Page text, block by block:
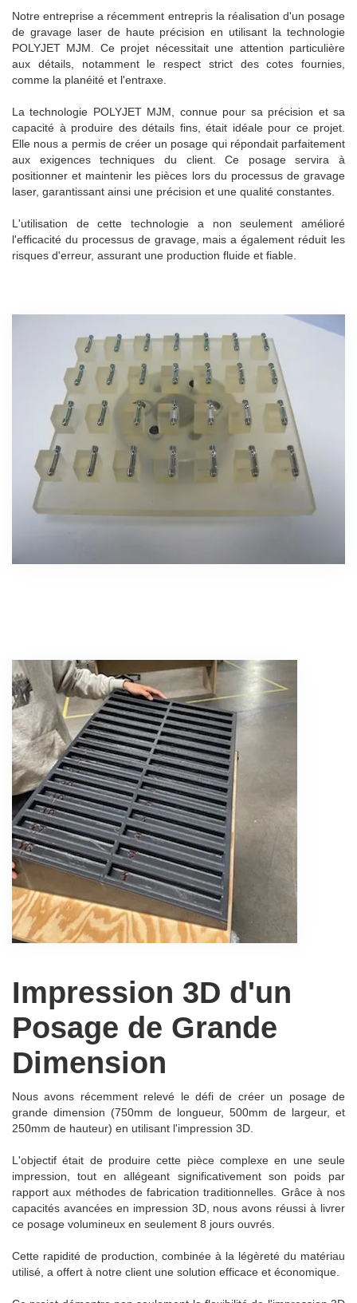
Notre entreprise a récemment entrepris la réalisation d'un posage
de gravage laser de haute précision en utilisant la technologie
POLYJET MJM. Ce projet nécessitait une attention particulière
aux détails, notamment le respect strict des cotes fournies,
comme la planéité et l'entraxe.
La technologie POLYJET MJM, connue pour sa précision et sa
capacité à produire des détails fins, était idéale pour ce projet.
Elle nous a permis de créer un posage qui répondait parfaitement
aux exigences techniques du client. Ce posage servira à
positionner et maintenir les pièces lors du processus de gravage
laser, garantissant ainsi une précision et une qualité constantes.
L'utilisation de cette technologie a non seulement amélioré
l'efficacité du processus de gravage, mais a également réduit les
risques d'erreur, assurant une production fluide et fiable.
Impression 3D d'un
Posage de Grande
Dimension
Nous avons récemment relevé le défi de créer un posage de
grande dimension (750mm de longueur, 500mm de largeur, et
250mm de hauteur) en utilisant l'impression 3D.
L'objectif était de produire cette pièce complexe en une seule
impression, tout en allégeant significativement son poids par
rapport aux méthodes de fabrication traditionnelles. Grâce à nos
capacités avancées en impression 3D, nous avons réussi à livrer
ce posage volumineux en seulement 8 jours ouvrés.
Cette rapidité de production, combinée à la légèreté du matériau
utilisé, a offert à notre client une solution efficace et économique.